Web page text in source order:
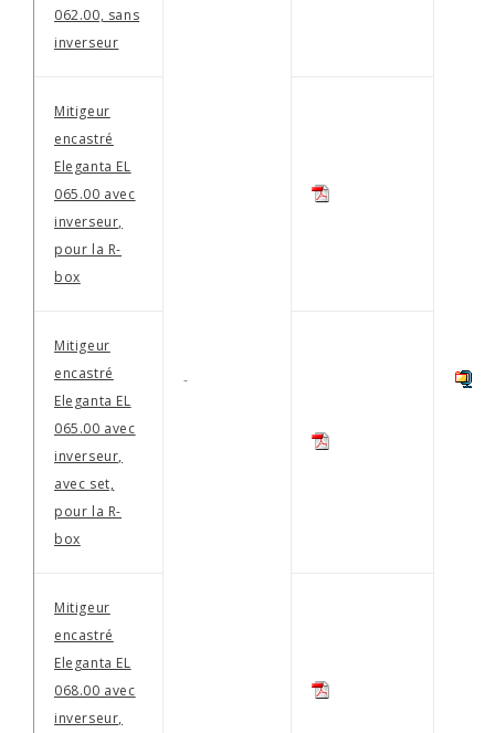
-
062.00, sans
inverseur
Mitigeur
encastré
Eleganta EL
065.00 avec
inverseur,
pour la R-
box
Mitigeur
encastré
Eleganta EL
065.00 avec
inverseur,
avec set,
pour la R-
box
Mitigeur
encastré
Eleganta EL
068.00 avec
inverseur,